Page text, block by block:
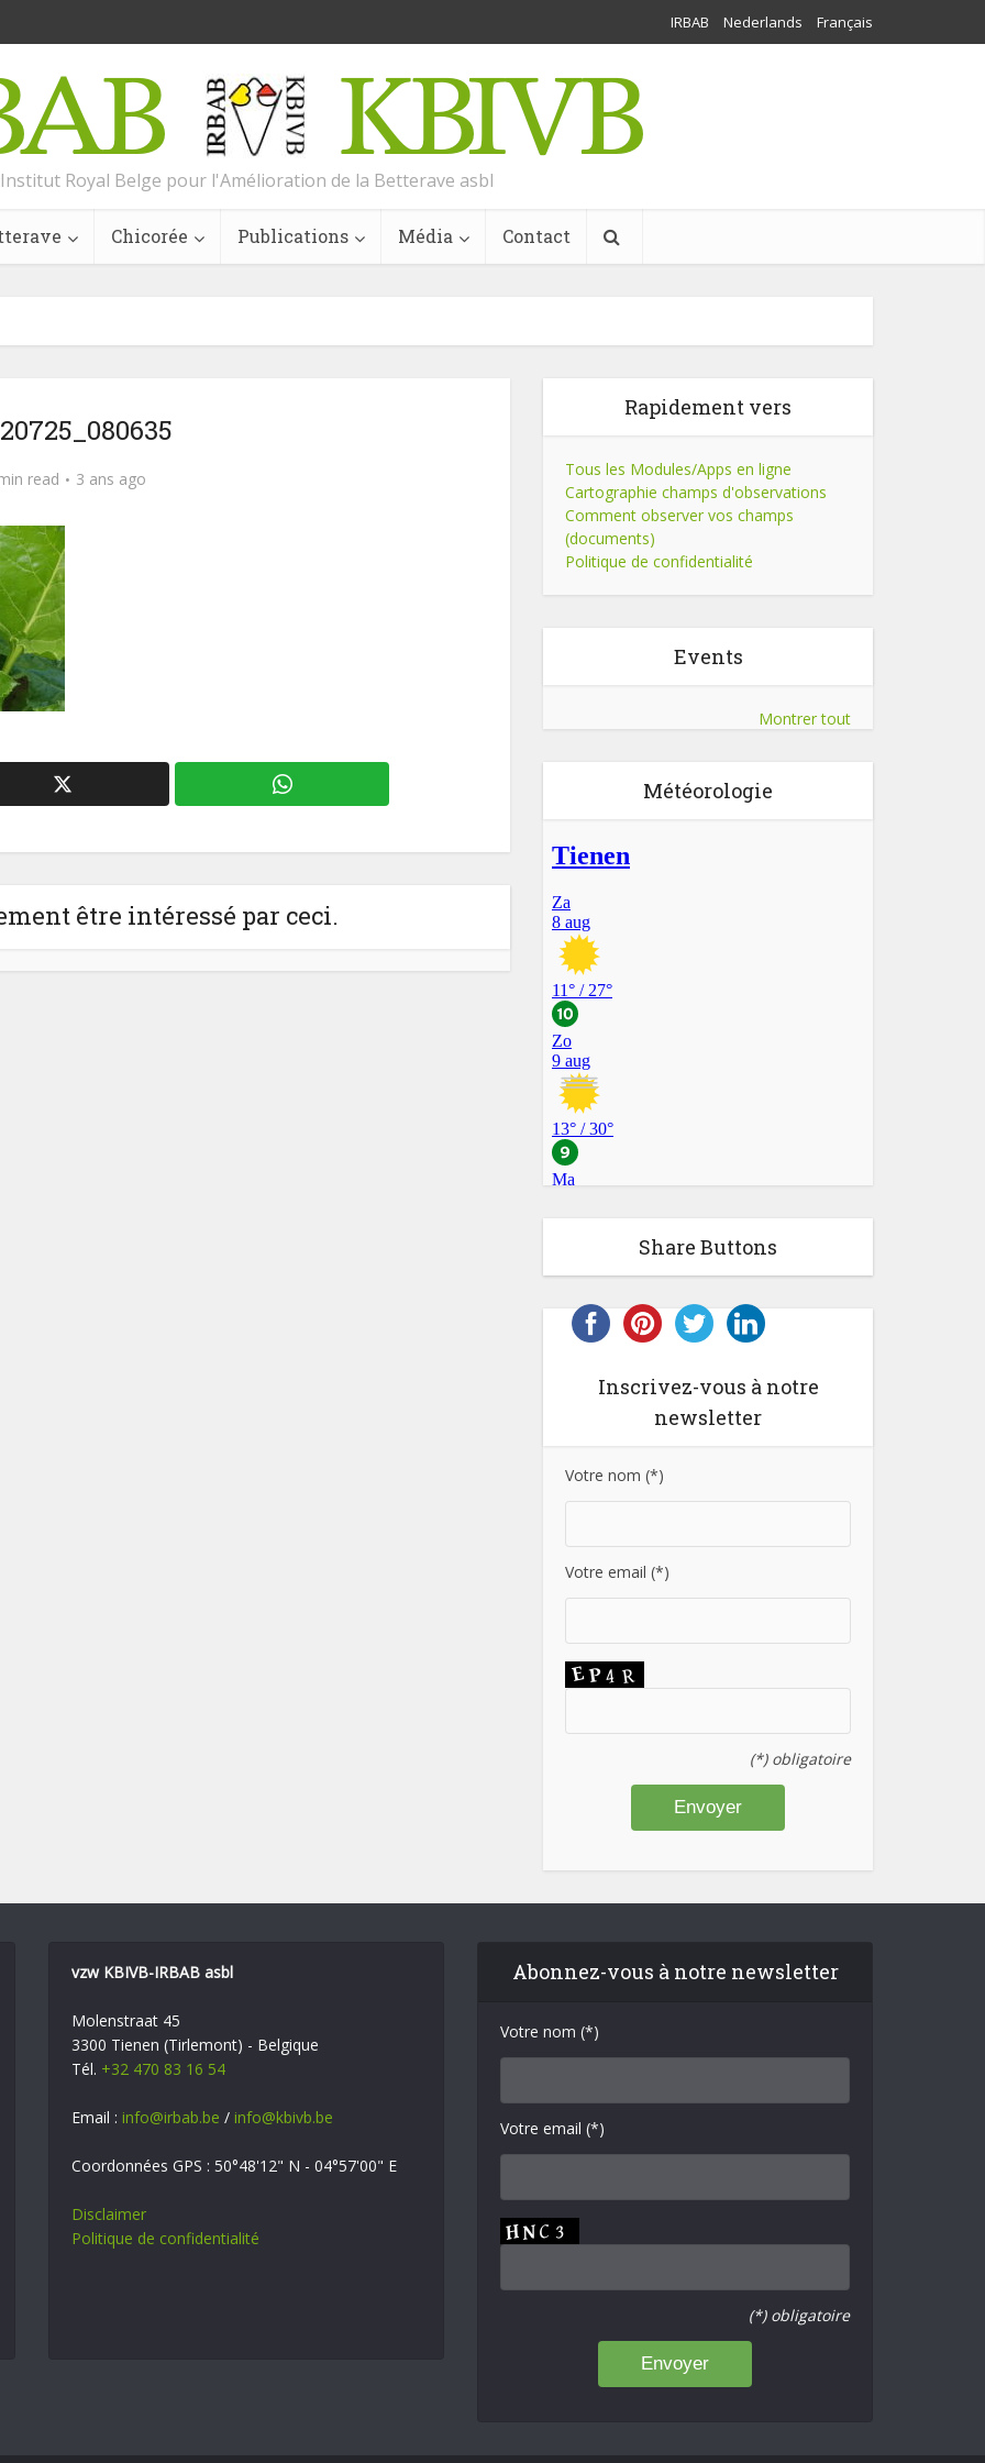
IRBAB Nederlands Français
Institut Royal Belge pour l'Amélioration de la Betterave asbl
Chicorée Publications Média Contact
read 3 ans ago
être intéressé par ceci.
Rapidement vers
Tous les Modules/Apps en ligne
Cartographie champs d'observations
Comment observer vos champs
(documents)
Politique de confidentialité
Events
Montrer tout
Météorologie
Share Buttons
Inscrivez-vous à notre
newsletter
Votre nom (*)
Votre email (*)
(*) obligatoire
vzw KBIVB-IRBAB asbl
Molenstraat 45
3300 Tienen (Tirlemont) - Belgique
Tél. +32 470 83 16 54
Email : info@irbab.be / info@kbivb.be
Coordonnées GPS : 50°48'12" N - 04°57'00" E
Disclaimer
Politique de confidentialité
Abonnez-vous à notre newsletter
Votre nom (*)
Votre email (*)
(*) obligatoire